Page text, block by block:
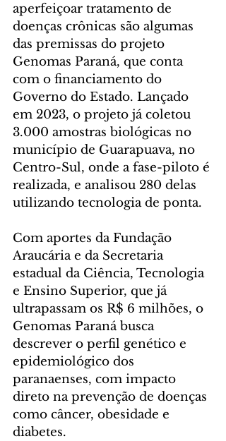
aperfeiçoar tratamento de
doenças crônicas são algumas
das premissas do projeto
Genomas Paraná, que conta
com o financiamento do
Governo do Estado. Lançado
em 2023, o projeto já coletou
3.000 amostras biológicas no
município de Guarapuava, no
Centro-Sul, onde a fase-piloto é
realizada, e analisou 280 delas
utilizando tecnologia de ponta.
Com aportes da Fundação
Araucária e da Secretaria
estadual da Ciência, Tecnologia
e Ensino Superior, que já
ultrapassam os R$ 6 milhões, o
Genomas Paraná busca
descrever o perfil genético e
epidemiológico dos
paranaenses, com impacto
direto na prevenção de doenças
como câncer, obesidade e
diabetes.